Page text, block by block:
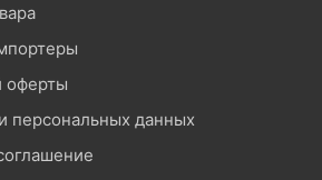
оферты
персональных данных